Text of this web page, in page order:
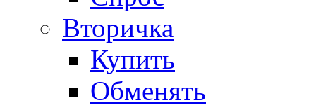
Вторичка
Купить
Обменять